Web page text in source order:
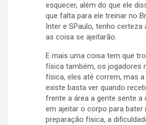
esquecer, além do que ele
que falta para ele treinar no
Inter e SPaulo, tenho certeza
as coisa se ajeitarão.
E mais uma coisa tem que
física também, os jogadores
física, eles até correm, mas
existe basta ver quando
frente a área a gente sente a
em ajeitar o corpo para bater
preparação física, a